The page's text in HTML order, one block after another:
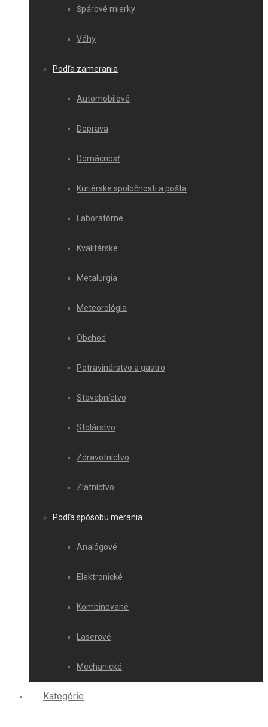
Špárové mierky
Váhy
Podľa zamerania
Automobilové
Doprava
Domácnosť
Kuriérske spoločnosti a pošta
Laboratórne
Kvalitárske
Metalurgia
Meteorológia
Obchod
Potravinárstvo a gastro
Stavebníctvo
Stolárstvo
Zdravotníctvo
Zlatníctvo
Podľa spôsobu merania
Analógové
Elektronické
Kombinované
Laserové
Mechanické
Kategórie